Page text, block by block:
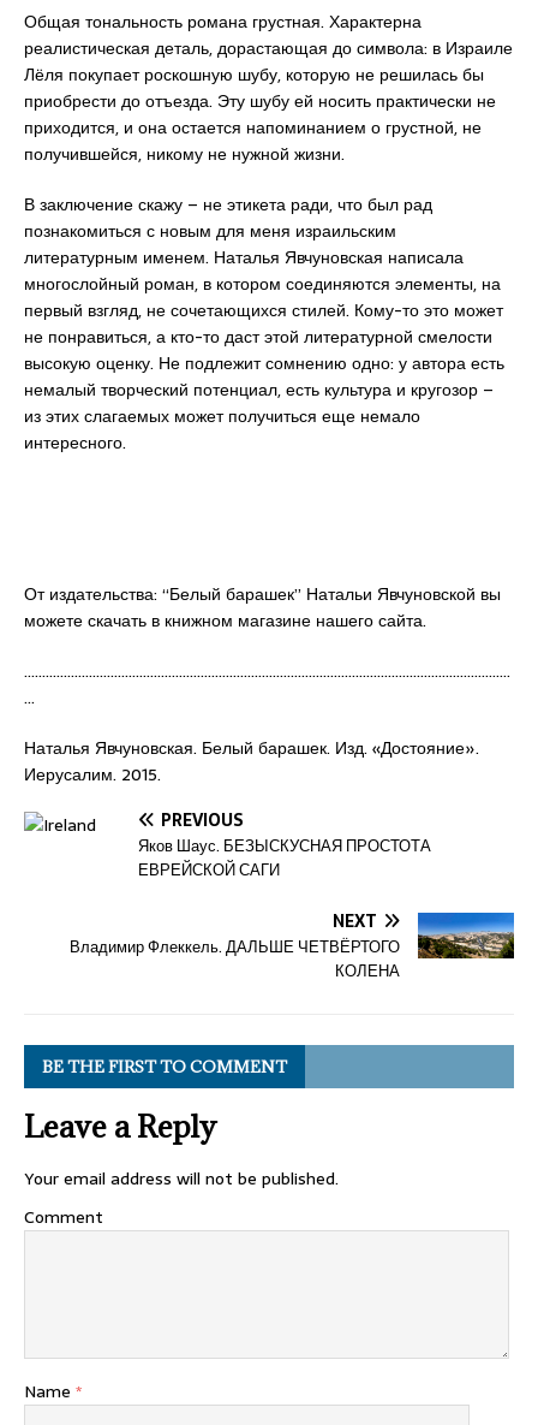
Общая тональность романа грустная. Характерна
реалистическая деталь, дорастающая до символа: в Израиле
Лёля покупает роскошную шубу, которую не решилась бы
приобрести до отъезда. Эту шубу ей носить практически не
приходится, и она остается напоминанием о грустной, не
получившейся, никому не нужной жизни.
В заключение скажу – не этикета ради, что был рад
познакомиться с новым для меня израильским
литературным именем. Наталья Явчуновская написала
многослойный роман, в котором соединяются элементы, на
первый взгляд, не сочетающихся стилей. Кому-то это может
не понравиться, а кто-то даст этой литературной смелости
высокую оценку. Не подлежит сомнению одно: у автора есть
немалый творческий потенциал, есть культура и кругозор –
из этих слагаемых может получиться еще немало
интересного.
От издательства: “Белый барашек” Натальи Явчуновской вы
можете скачать в книжном магазине нашего сайта.
………………………………………………………………………………………………………………………
…
Наталья Явчуновская. Белый барашек. Изд. «Достояние».
Иерусалим. 2015.
PREVIOUS
Яков Шаус. БЕЗЫСКУСНАЯ ПРОСТОТА
ЕВРЕЙСКОЙ САГИ
NEXT
Владимир Флеккель. ДАЛЬШЕ ЧЕТВЁРТОГО
КОЛЕНА
BE THE FIRST TO COMMENT
Leave a Reply
Your email address will not be published.
Comment
Name *